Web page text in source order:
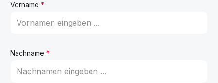
Vorname *
Nachname *